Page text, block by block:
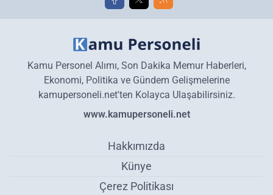
Kamu Personel Alımı, Son Dakika Memur Haberleri,
Ekonomi, Politika ve Gündem Gelişmelerine
kamupersoneli.net'ten Kolayca Ulaşabilirsiniz.
www.kamupersoneli.net
Hakkımızda
Künye
Çerez Politikası